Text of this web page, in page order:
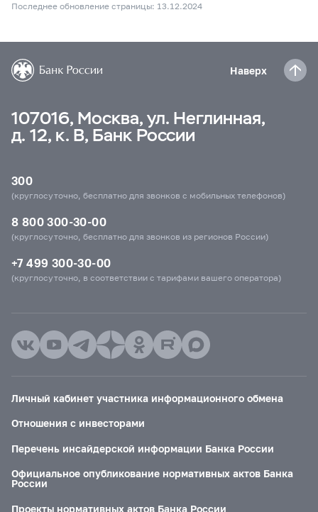
Последнее обновление страницы: 13.12.2024
Наверх
107016, Москва, ул. Неглинная,
д. 12, к. В, Банк России
300
(круглосуточно, бесплатно для звонков с мобильных телефонов)
8 800 300-30-00
(круглосуточно, бесплатно для звонков из регионов России)
+7 499 300-30-00
(круглосуточно, в соответствии с тарифами вашего оператора)
Личный кабинет участника информационного обмена
Отношения с инвесторами
Перечень инсайдерской информации Банка России
Официальное опубликование нормативных актов Банка
России
Проекты нормативных актов Банка России